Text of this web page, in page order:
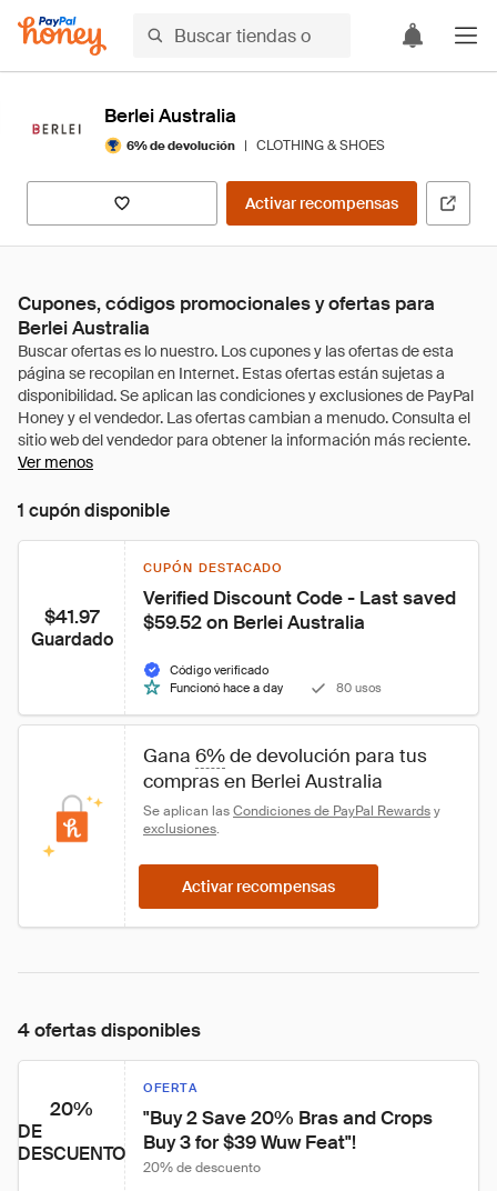
Berlei Australia
6% de devolución | CLOTHING & SHOES
Activar recompensas
Cupones, códigos promocionales y ofertas para
Berlei Australia
Ver menos
1 cupón disponible
$41.97
Guardado
CUPÓN DESTACADO
Verified Discount Code - Last saved
$59.52 on Berlei Australia
Código verificado
Funcionó hace a day
80 usos
Gana 6% de devolución para tus
compras en Berlei Australia
Se aplican las Condiciones de PayPal Rewards y
exclusiones.
Activar recompensas
4 ofertas disponibles
20%
DE
DESCUENTO
OFERTA
"Buy 2 Save 20% Bras and Crops
Buy 3 for $39 Wuw Feat"!
20% de descuento